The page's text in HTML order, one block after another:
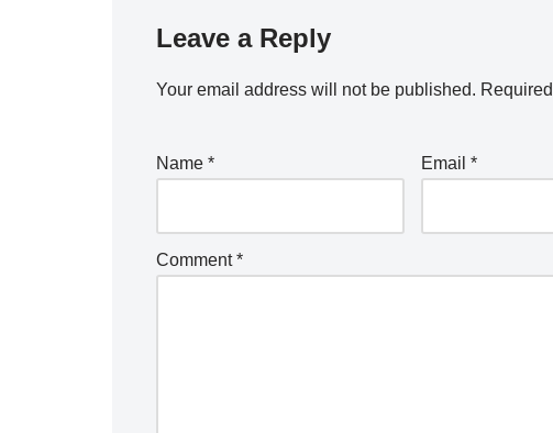
Leave a Reply
Your email address will not be published.
Name * Email*
Comment*